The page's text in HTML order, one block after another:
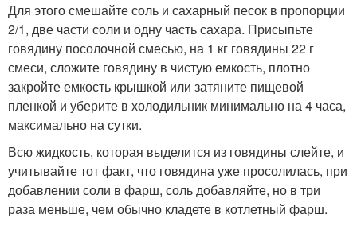
Для этого смешайте соль и сахарный песок в пропорции
2/1, две части соли и одну часть сахара. Присыпьте
говядину посолочной смесью, на 1 кг говядины 22 г
смеси, сложите говядину в чистую емкость, плотно
закройте емкость крышкой или затяните пищевой
пленкой и уберите в холодильник минимально на 4 часа,
максимально на сутки.
Всю жидкость, которая выделится из говядины слейте, и
учитывайте тот факт, что говядина уже просолилась, при
добавлении соли в фарш, соль добавляйте, но в три
раза меньше, чем обычно кладете в котлетный фарш.